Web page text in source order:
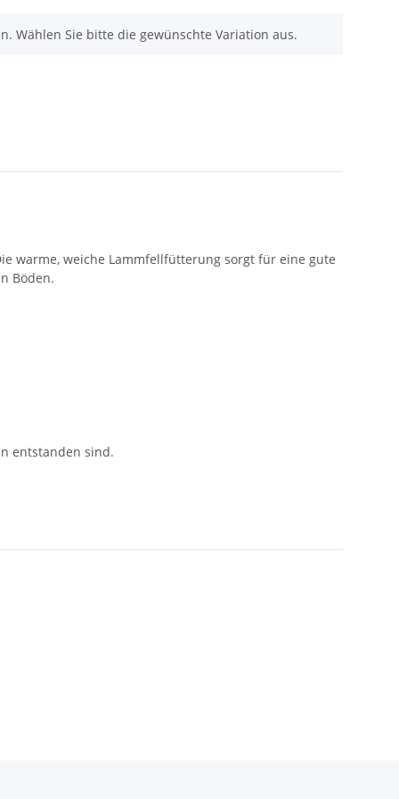
Wählen Sie bitte die gewünschte Variation aus.
warme, weiche Lammfellfütterung sorgt für eine gute
Böden.
entstanden sind.